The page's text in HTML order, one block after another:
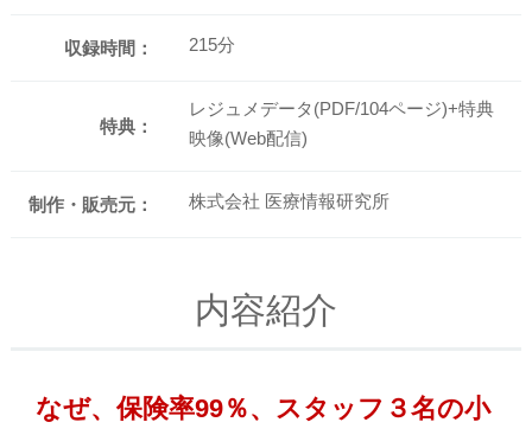
収録時間： 215分
特典：
レジュメデータ(PDF/104ページ)+特典
映像(Web配信)
制作・販売元： 株式会社 医療情報研究所
内容紹介
なぜ、保険率99％、スタッフ３名の小